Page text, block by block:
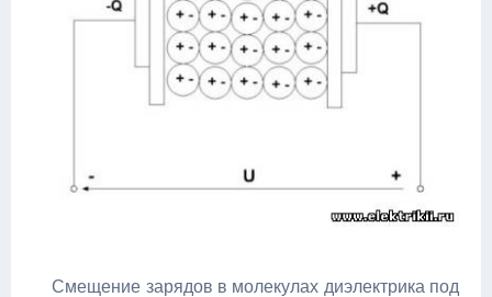
Смещение зарядов в молекулах диэлектрика под